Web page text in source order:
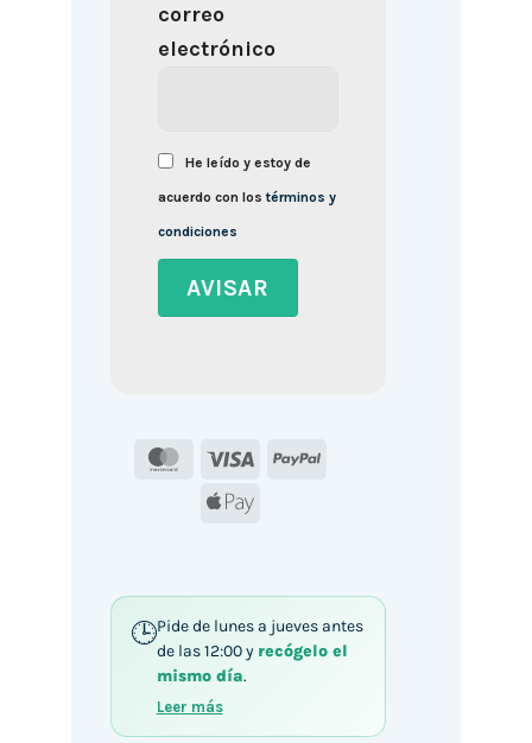
correo
electrónico
He leído y estoy de
acuerdo con lostérminos y
condiciones
MasterCard
Visa
PayPal
Apple
Pide de lunes a jueves antes
de las 12:00 y recógelo el
mismo día.
Leer más